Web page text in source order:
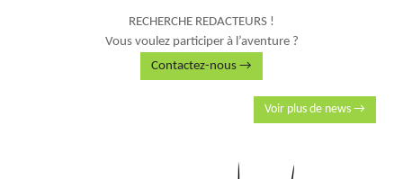
RECHERCHE REDACTEURS !
Vous voulez participer à l’aventure ?
Contactez-nous →
Voir plus de news →